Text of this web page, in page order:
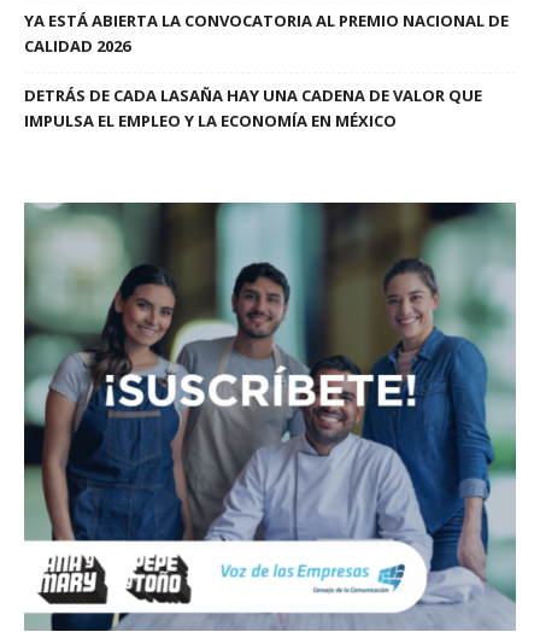
YA ESTÁ ABIERTA LA CONVOCATORIA AL PREMIO NACIONAL DE
CALIDAD 2026
DETRÁS DE CADA LASAÑA HAY UNA CADENA DE VALOR QUE
IMPULSA EL EMPLEO Y LA ECONOMÍA EN MÉXICO